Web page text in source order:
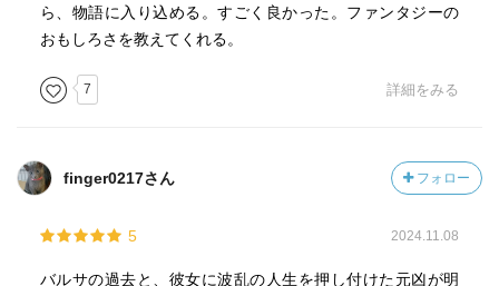
ら、物語に入り込める。すごく良かった。ファンタジーの
おもしろさを教えてくれる。
7 詳細をみる
finger0217さん フォロー
5 2024.11.08
バルサの過去と、彼女に波乱の人生を押し付けた元凶が明